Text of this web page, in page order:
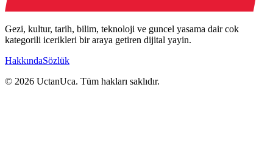
Gezi, kultur, tarih, bilim, teknoloji ve guncel yasama dair cok
kategorili icerikleri bir araya getiren dijital yayin.
HakkındaSözlük
© 2026 UctanUca. Tüm hakları saklıdır.